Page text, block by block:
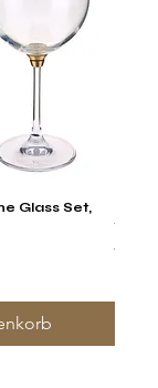
Glass Set,
Preis